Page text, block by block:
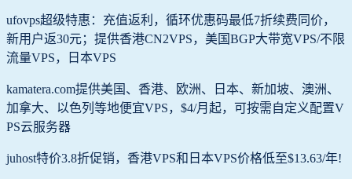
ufovps超级特惠：充值返利，循环优惠码最低7折续费同价，
新用户返30元；提供香港CN2VPS，美国BGP大带宽VPS/不限
流量VPS，日本VPS
kamatera.com提供美国、香港、欧洲、日本、新加坡、澳洲、
加拿大、以色列等地便宜VPS，$4/月起，可按需自定义配置V
PS云服务器
juhost特价3.8折促销，香港VPS和日本VPS价格低至$13.63/年!